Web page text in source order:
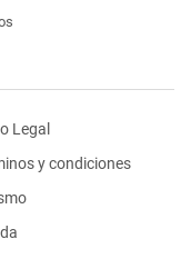
Legal
y condiciones